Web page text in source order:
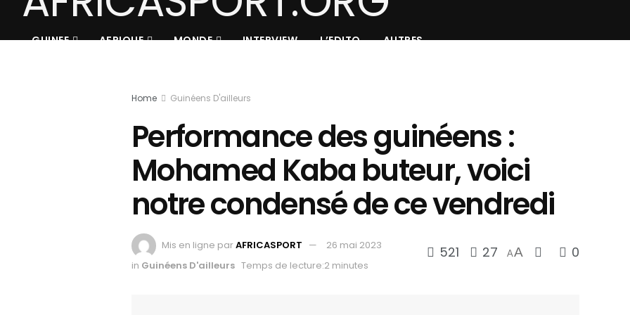
GUINEE AFRIQUE MONDE INTERVIEW L’EDITO AUTRES
Home Guinéens D'ailleurs
Performance des guinéens :
Mohamed Kaba buteur, voici
notre condensé de ce vendredi
Mis en ligne parAFRICASPORT
26 mai 2023
in Guinéens D'ailleurs Temps de lecture:2 minutes
521 27 AA 0